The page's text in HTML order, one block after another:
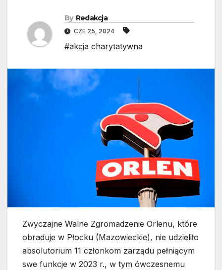
By Redakcja
CZE 25, 2024
#akcja charytatywna
Zwyczajne Walne Zgromadzenie Orlenu, które
obraduje w Płocku (Mazowieckie), nie udzieliło
absolutorium 11 członkom zarządu pełniącym
swe funkcje w 2023 r., w tym ówczesnemu